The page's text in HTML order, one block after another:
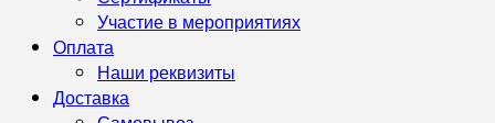
Участие в мероприятиях
Оплата
Наши реквизиты
Доставка